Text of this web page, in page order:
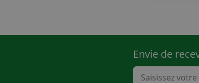
Envie de